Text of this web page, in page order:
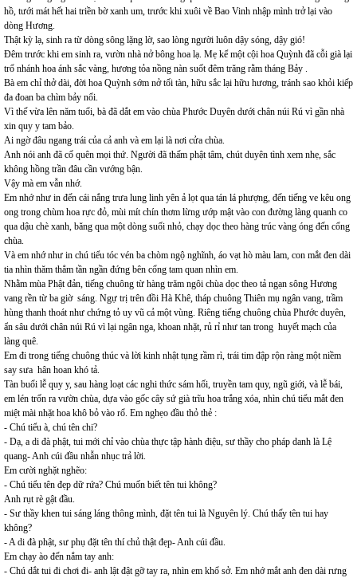
hồ, tưới mát hết hai triền bờ xanh um, trước khi xuôi về Bao Vinh nhập mình trở lại vào
dòng Hương.
Thật kỳ lạ, sinh ra từ dòng sông lặng lờ, sao lòng người luôn dậy sóng, dậy gió!
Đêm trước khi em sinh ra, vườn nhà nở bông hoa lạ. Mẹ kể một cội hoa Quỳnh đã cỗi già lại
trổ nhánh hoa ánh sắc vàng, hương tỏa nồng nàn suốt đêm trăng rằm tháng Bảy .
Bà em chỉ thở dài, đời hoa Quỳnh sớm nở tối tàn, hữu sắc lại hữu hương, tránh sao khỏi kiếp
đa đoan ba chìm bảy nổi.
Vì thế vừa lên năm tuổi, bà đã dắt em vào chùa Phước Duyên dưới chân núi Rú vì gần nhà
xin quy y tam bảo.
Ai ngờ đâu ngang trái của cả anh và em lại là nơi cửa chùa.
Anh nói anh đã cố quên mọi thứ. Người đã thấm phật tâm, chút duyên tình xem nhẹ, sắc
không hồng trần đâu cần vướng bận.
Vậy mà em vẫn nhớ.
Em nhớ như in đến cái nắng trưa lung linh yên ả lọt qua tán lá phượng, đến tiếng ve kêu ong
ong trong chùm hoa rực đỏ, mùi mít chín thơm lừng ướp mật vào con đường làng quanh co
qua dậu chè xanh, băng qua một dòng suối nhỏ, chạy dọc theo hàng trúc vàng óng đến cổng
chùa.
Và em nhớ như in chú tiểu tóc vén ba chòm ngộ nghĩnh, áo vạt hò màu lam, con mắt đen dài
tia nhìn thăm thẳm tần ngần đứng bên cổng tam quan nhìn em.
Nhằm mùa Phật đản, tiếng chuông từ hàng trăm ngôi chùa dọc theo tả ngạn sông Hương
vang rền từ ba giờ sáng. Ngự trị trên đồi Hà Khê, tháp chuông Thiên mụ ngân vang, trầm
hùng thanh thoát như chứng tỏ uy vũ cả một vùng. Riêng tiếng chuông chùa Phước duyên,
ẩn sâu dưới chân núi Rú vì lại ngân nga, khoan nhặt, rủ rỉ như tan trong huyết mạch của
làng quê.
Em đi trong tiếng chuông thúc và lời kinh nhật tụng rầm rì, trái tim đập rộn ràng một niềm
say sưa hân hoan khó tả.
Tàn buổi lễ quy y, sau hàng loạt các nghi thức sám hối, truyền tam quy, ngũ giới, và lễ bái,
em lén trốn ra vườn chùa, dựa vào gốc cây sứ già trĩu hoa trắng xóa, nhìn chú tiểu mắt đen
miệt mài nhặt hoa khô bỏ vào rổ. Em nghẹo đầu thỏ thẻ :
- Chú tiểu à, chú tên chi?
- Dạ, a di đà phật, tui mới chỉ vào chùa thực tập hành điệu, sư thầy cho pháp danh là Lệ
quang- Anh cúi đầu nhẫn nhục trả lời.
Em cười nghặt nghẽo:
- Chú tiểu tên đẹp dữ rứa? Chú muốn biết tên tui không?
Anh rụt rè gật đầu.
- Sư thầy khen tui sáng láng thông mình, đặt tên tui là Nguyên lý. Chú thấy tên tui hay
không?
- A di đà phật, sư phụ đặt tên thí chủ thật đẹp- Anh cúi đầu.
Em chạy ào đến nắm tay anh:
- Chú dắt tui đi chơi đi- anh lật đật gỡ tay ra, nhìn em khổ sở. Em nhớ mắt anh đen dài rưng